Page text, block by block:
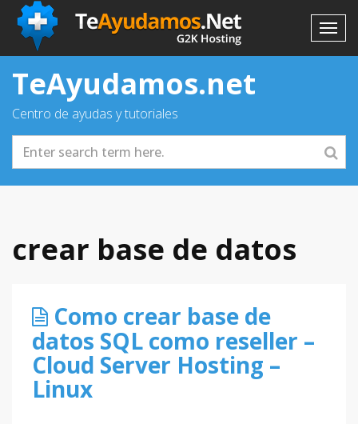
TeAyudamos.net
Centro de ayudas y tutoriales
crear base de datos
Como crear base de
datos SQL como reseller –
Cloud Server Hosting –
Linux